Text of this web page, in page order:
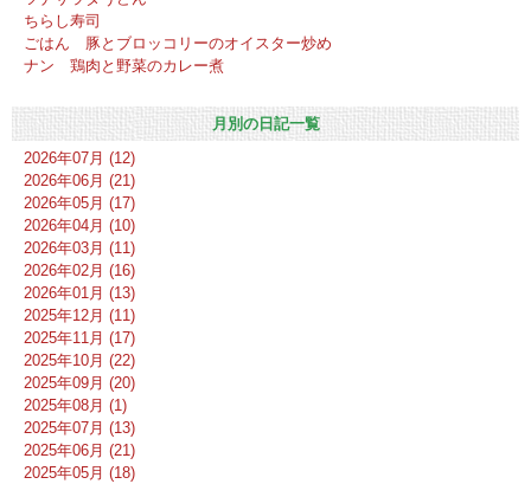
ちらし寿司
ごはん 豚とブロッコリーのオイスター炒め
ナン 鶏肉と野菜のカレー煮
月別の日記一覧
2026年07月 (12)
2026年06月 (21)
2026年05月 (17)
2026年04月 (10)
2026年03月 (11)
2026年02月 (16)
2026年01月 (13)
2025年12月 (11)
2025年11月 (17)
2025年10月 (22)
2025年09月 (20)
2025年08月 (1)
2025年07月 (13)
2025年06月 (21)
2025年05月 (18)